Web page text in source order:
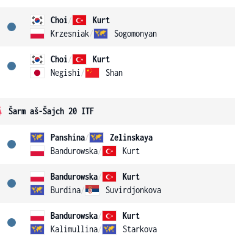
Choi/
Kurt
Krzesniak/ Sogomonyan
Choi/
Kurt
Negishi / Shan
Šarm aš-Šajch 20 ITF
Panshina/
Zelinskaya
Bandurowska/ Kurt
Bandurowska/
Kurt
Burdina/ Suvirdjonkova
Bandurowska/
Kurt
Kalimullina/ Starkova